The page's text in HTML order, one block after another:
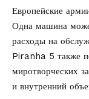
Европейские
Одна машина
расходы на
Piranha 5 также
миротворческих
и внутренний